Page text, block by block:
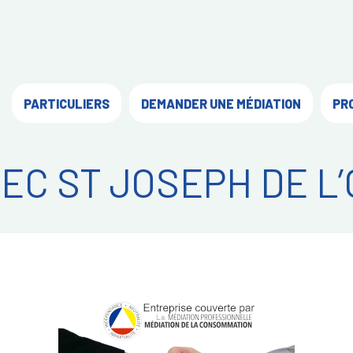
PARTICULIERS DEMANDER UNE MÉDIATION
ST JOSEPH DE